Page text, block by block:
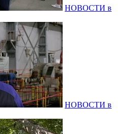
НОВОСТИ в
НОВОСТИ в